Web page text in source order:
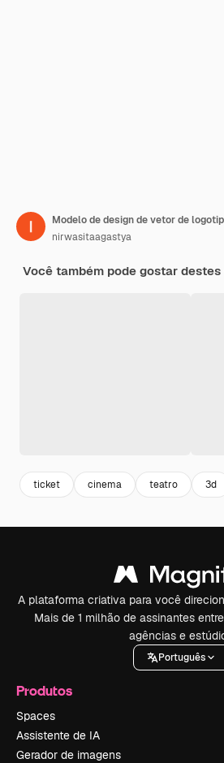
Modelo de design de vetor de
nirwasitaagastya
Você também pode gostar
ticket cinema teatro 3d
A plataforma criativa para você
Mais de 1 milhão de assinantes
agências e
Português
Produtos
Spaces
Assistente de IA
Gerador de imagens